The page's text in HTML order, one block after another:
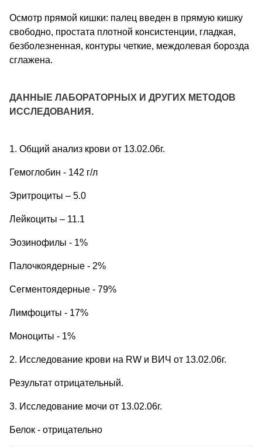
Осмотр прямой кишки: палец введен в прямую кишку
свободно, простата плотной консистенции, гладкая,
безболезненная, контуры четкие, междолевая борозда
сглажена.
ДАННЫЕ ЛАБОРАТОРНЫХ И ДРУГИХ МЕТОДОВ
ИССЛЕДОВАНИЯ.
1. Общий анализ крови от 13.02.06г.
Гемоглобин - 142 г/л
Эритроциты – 5.0
Лейкоциты – 11.1
Эозинофилы - 1%
Палочкоядерные - 2%
Сегментоядерные - 79%
Лимфоциты - 17%
Моноциты - 1%
2. Исследование крови на RW и ВИЧ от 13.02.06г.
Результат отрицательный.
3. Исследование мочи от 13.02.06г.
Белок - отрицательно